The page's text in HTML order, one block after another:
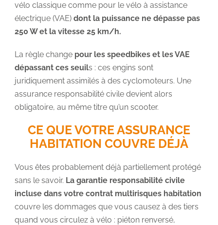
vélo classique comme pour le vélo à assistance
électrique (VAE) dont la puissance ne dépasse pas
250 W et la vitesse 25 km/h.
La règle change pour les speedbikes et les VAE
dépassant ces seuils : ces engins sont
juridiquement assimilés à des cyclomoteurs. Une
assurance responsabilité civile devient alors
obligatoire, au même titre qu’un scooter.
CE QUE VOTRE ASSURANCE
HABITATION COUVRE DÉJÀ
Vous êtes probablement déjà partiellement protégé
sans le savoir. La garantie responsabilité civile
incluse dans votre contrat multirisques habitation
couvre les dommages que vous causez à des tiers
quand vous circulez à vélo : piéton renversé,